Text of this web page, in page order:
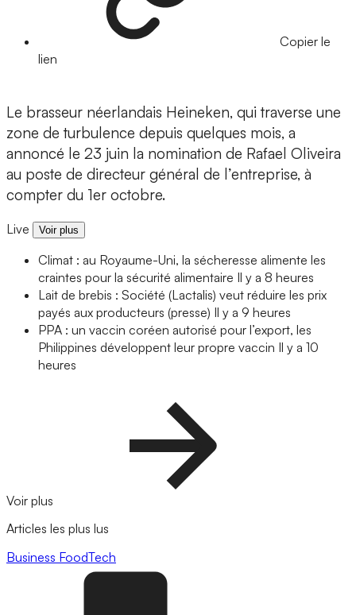
Copier le
lien
Le brasseur néerlandais Heineken, qui traverse une
zone de turbulence depuis quelques mois, a
annoncé le 23 juin la nomination de Rafael Oliveira
au poste de directeur général de l’entreprise, à
compter du 1er octobre.
Live Voir plus
Climat : au Royaume-Uni, la sécheresse alimente les
craintes pour la sécurité alimentaire Il y a 8 heures
Lait de brebis : Société (Lactalis) veut réduire les prix
payés aux producteurs (presse) Il y a 9 heures
PPA : un vaccin coréen autorisé pour l’export, les
Philippines développent leur propre vaccin Il y a 10
heures
Voir plus
Articles les plus lus
Business FoodTech